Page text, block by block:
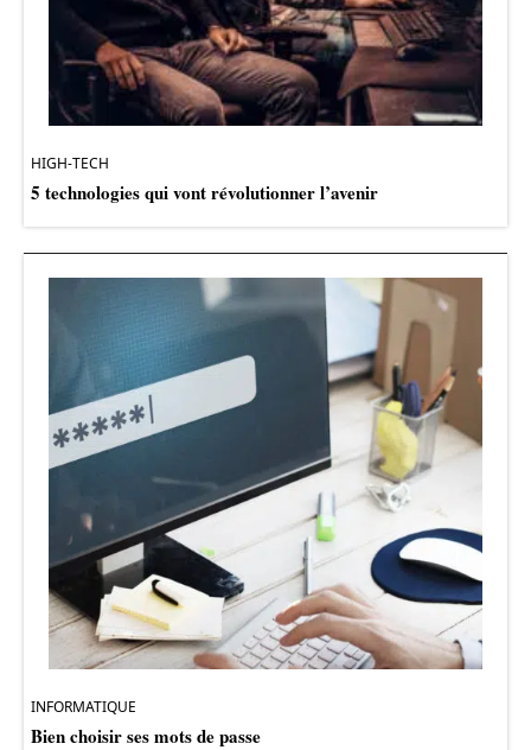
HIGH-TECH
5 technologies qui vont révolutionner l’avenir
INFORMATIQUE
Bien choisir ses mots de passe